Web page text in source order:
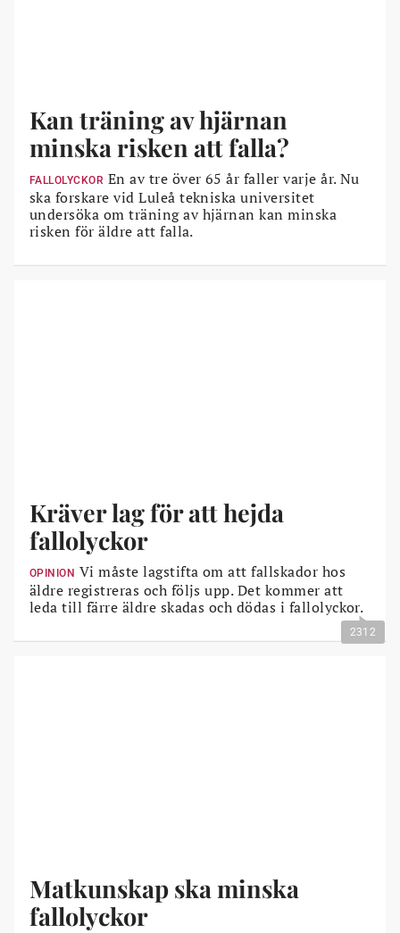
Kan träning av hjärnan
minska risken att falla?
FALLOLYCKOR En av tre över 65 år faller varje år. Nu
ska forskare vid Luleå tekniska universitet
undersöka om träning av hjärnan kan minska
risken för äldre att falla.
Kräver lag för att hejda
fallolyckor
OPINION Vi måste lagstifta om att fallskador hos
äldre registreras och följs upp. Det kommer att
leda till färre äldre skadas och dödas i fallolyckor.
2312
Matkunskap ska minska
fallolyckor